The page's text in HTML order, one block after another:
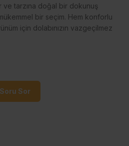
tarzına doğal bir dokunuş
bir seçim. Hem konforlu
için dolabınızın vazgeçilmez
Soru Sor